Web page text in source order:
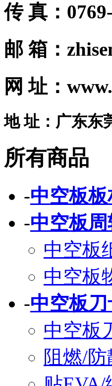
传 真：
邮 箱：
网 址：
地 址：广东东
所有商品
-中空板板
-中空板
中空板
中空板
-中空板刀
中空板
阻燃/